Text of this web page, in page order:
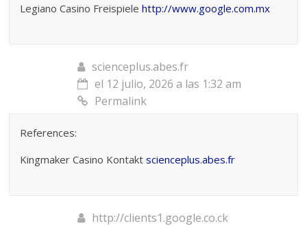
Legiano Casino Freispielehttp://www.google.com.mx
scienceplus.abes.fr
el 12 julio, 2026 a las 1:32 am
Permalink
References:
Kingmaker Casino Kontaktscienceplus.abes.fr
http://clients1.google.co.ck